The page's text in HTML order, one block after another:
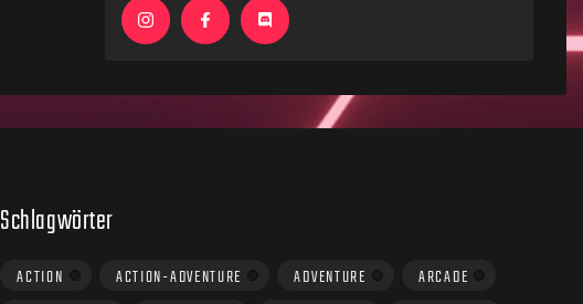
Schlagwörter
ACTION ACTION-ADVENTURE ADVENTURE
ARCADE